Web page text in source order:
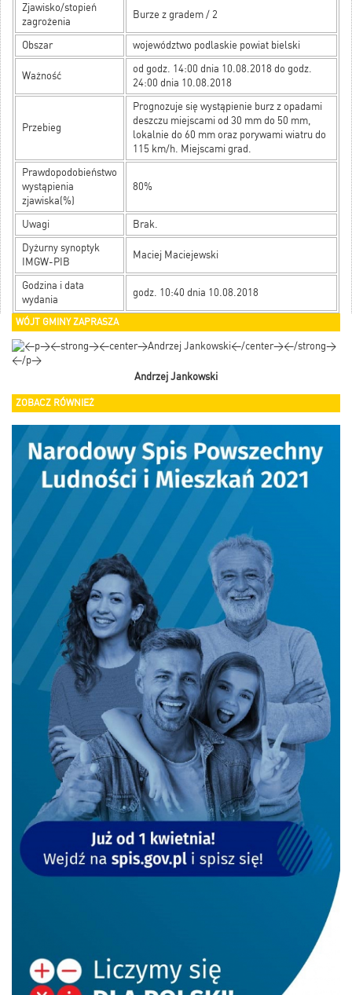
Zjawisko/stopień
zagrożenia
Burze z gradem / 2
Obszar województwo podlaskie powiat bielski
Ważność
od godz. 14:00 dnia 10.08.2018 do godz.
24:00 dnia 10.08.2018
Przebieg
Prognozuje się wystąpienie burz z opadami
deszczu miejscami od 30 mm do 50 mm,
lokalnie do 60 mm oraz porywami wiatru do
115 km/h. Miejscami grad.
Prawdopodobieństwo
wystąpienia
zjawiska(%)
80%
Uwagi
Brak.
Dyżurny synoptyk
IMGW-PIB
Maciej Maciejewski
Godzina i data
wydania
godz. 10:40 dnia 10.08.2018
WÓJT GMINY ZAPRASZA
Andrzej Jankowski
ZOBACZ RÓWNIEŻ